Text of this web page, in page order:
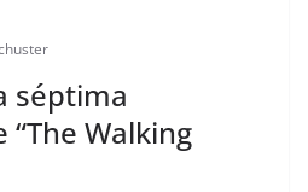
séptima
Walking